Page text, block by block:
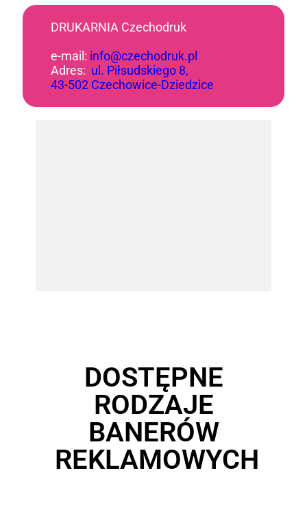
DRUKARNIA Czechodruk
e-mail: info@czechodruk.pl
Adres: ul. Piłsudskiego 8,
43-502 Czechowice-Dziedzice
DOSTĘPNE
RODZAJE
BANERÓW
REKLAMOWYCH